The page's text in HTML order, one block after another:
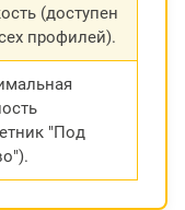
(доступен
профилей).
"Под